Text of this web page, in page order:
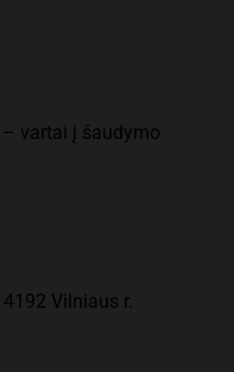
– vartai į šaudymo
Vilniaus r.